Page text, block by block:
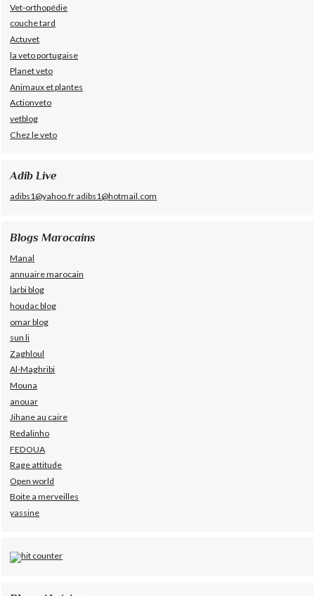
Vet-orthopédie
couche tard
Actuvet
la veto portugaise
Planet veto
Animaux et plantes
Actionveto
vetblog
Chez le veto
Adib Live
adibs1@yahoo.fr adibs1@hotmail.com
Blogs Marocains
Manal
annuaire marocain
larbi blog
houdac blog
omar blog
sun li
Zaghloul
Al-Maghribi
Mouna
anouar
Jihane au caire
Redalinho
FEDOUA
Rage attitude
Open world
Boite a merveilles
yassine